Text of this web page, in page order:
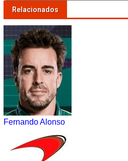
Relacionados
Fernando Alonso